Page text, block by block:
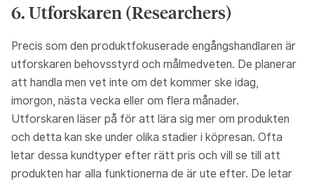
6. Utforskaren (Researchers)
Precis som den produktfokuserade engångshandlaren är
utforskaren behovsstyrd och målmedveten. De planerar
att handla men vet inte om det kommer ske idag,
imorgon, nästa vecka eller om flera månader.
Utforskaren läser på för att lära sig mer om produkten
och detta kan ske under olika stadier i köpresan. Ofta
letar dessa kundtyper efter rätt pris och vill se till att
produkten har alla funktionerna de är ute efter. De letar